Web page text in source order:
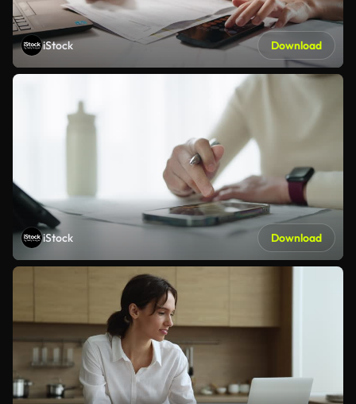
iStock Download
iStock Download